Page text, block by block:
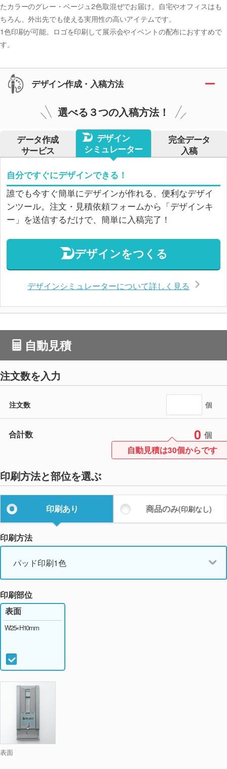
たカラーのグレー・ベージュ2色取混ぜでお届け。自宅やオフィスはも
ちろん、外出先でも使える実用性の高いアイテムです。
1色印刷が可能。ロゴを印刷して展示会やイベントの配布におすすめで
す。
デザイン作成・入稿方法
選べる３つの入稿方法！
データ作成
サービス
デザイン
シミュレーター
完全データ
入稿
自分ですぐにデザインできる！
誰でも今すぐ簡単にデザインが作れる、便利なデザイ
ンツール。注文・見積依頼フォームから「デザインキ
ー」を送信するだけで、簡単に入稿完了！
デザインをつくる
デザインシミュレーターについて詳しく見る
自動見積
注文数を入力
注文数 個
合計数 0 個
自動見積は30個からです
印刷方法と部位を選ぶ
印刷あり 商品のみ(印刷なし)
印刷方法
パッド印刷1色
印刷部位
表面
表面
W25×H10mm